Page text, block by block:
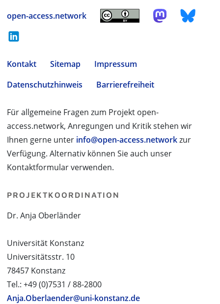
open-access.network
Kontakt Sitemap
Impressum
Datenschutzhinweis
Barrierefreiheit
Für allgemeine Fragen zum Projekt open-
access.network, Anregungen und Kritik stehen wir
Ihnen gerne unter info@open-access.networkzur
Verfügung. Alternativ können Sie auch unser
Kontaktformular verwenden.
PROJEKTKOORDINATION
Dr. Anja Oberländer
Universität Konstanz
Universitätsstr. 10
78457 Konstanz
Tel.: +49 (0)7531 / 88-2800
Anja.Oberlaender@uni-konstanz.de